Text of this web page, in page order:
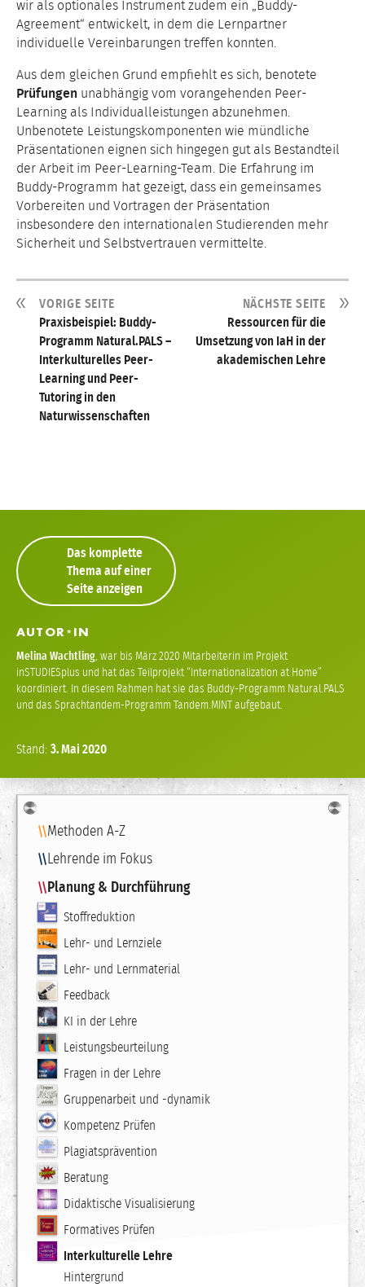
wir als optionales Instrument zudem ein „Buddy-
Agreement“ entwickelt, in dem die Lernpartner
individuelle Vereinbarungen treffen konnten.
Aus dem gleichen Grund empfiehlt es sich, benotete
Prüfungen unabhängig vom vorangehenden Peer-
Learning als Individualleistungen abzunehmen.
Unbenotete Leistungskomponenten wie mündliche
Präsentationen eignen sich hingegen gut als Bestandteil
der Arbeit im Peer-Learning-Team. Die Erfahrung im
Buddy-Programm hat gezeigt, dass ein gemeinsames
Vorbereiten und Vortragen der Präsentation
insbesondere den internationalen Studierenden mehr
Sicherheit und Selbstvertrauen vermittelte.
VORIGE SEITE
Praxisbeispiel: Buddy-
Programm Natural.PALS –
Interkulturelles Peer-
Learning und Peer-
Tutoring in den
Naturwissenschaften
NÄCHSTE SEITE
Ressourcen für die
Umsetzung von IaH in der
akademischen Lehre
Das komplette
Thema auf einer
Seite anzeigen
AUTOR* IN
Melina Wachtling, war bis März 2020 Mitarbeiterin im Projekt
inSTUDIESplus und hat das Teilprojekt “Internationalization at Home”
koordiniert. In diesem Rahmen hat sie das Buddy-Programm Natural.PALS
und das Sprachtandem-Programm Tandem.MINT aufgebaut.
Stand: 3.Mai 2020
Navigation
Methoden A-Z
Lehrende im Fokus
Planung & Durchführung
Stoffreduktion
Lehr- und Lernziele
Lehr- und Lernmaterial
Feedback
KI in der Lehre
Leistungsbeurteilung
Fragen in der Lehre
Gruppenarbeit und -dynamik
Kompetenz Prüfen
Plagiatsprävention
Beratung
Didaktische Visualisierung
Formatives Prüfen
Interkulturelle Lehre
Hintergrund